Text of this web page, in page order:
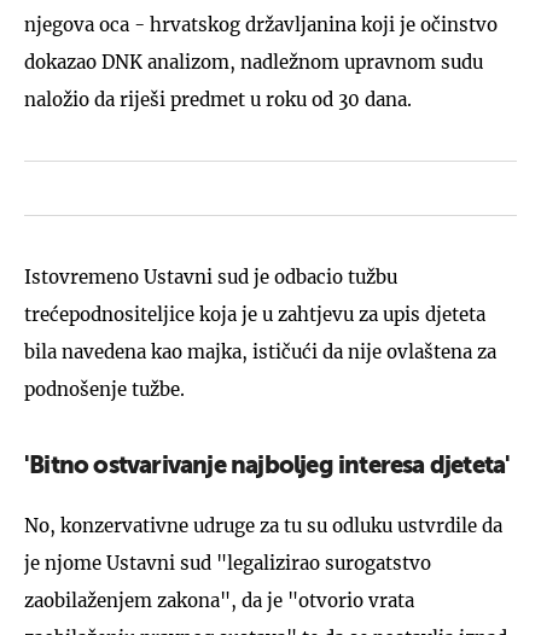
njegova oca - hrvatskog državljanina koji je očinstvo
dokazao DNK analizom, nadležnom upravnom sudu
naložio da riješi predmet u roku od 30 dana.
Istovremeno Ustavni sud je odbacio tužbu
trećepodnositeljice koja je u zahtjevu za upis djeteta
bila navedena kao majka, ističući da nije ovlaštena za
podnošenje tužbe.
'Bitno ostvarivanje najboljeg interesa djeteta'
No, konzervativne udruge za tu su odluku ustvrdile da
je njome Ustavni sud "legalizirao surogatstvo
zaobilaženjem zakona", da je "otvorio vrata